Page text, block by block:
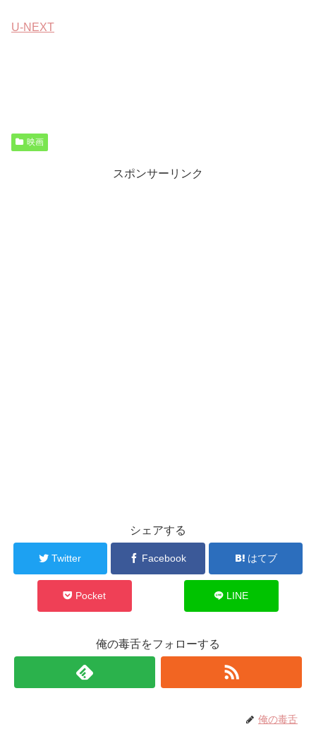
U-NEXT
映画
スポンサーリンク
シェアする
Twitter Facebook はてブ
Pocket LINE
俺の毒舌をフォローする
俺の毒舌